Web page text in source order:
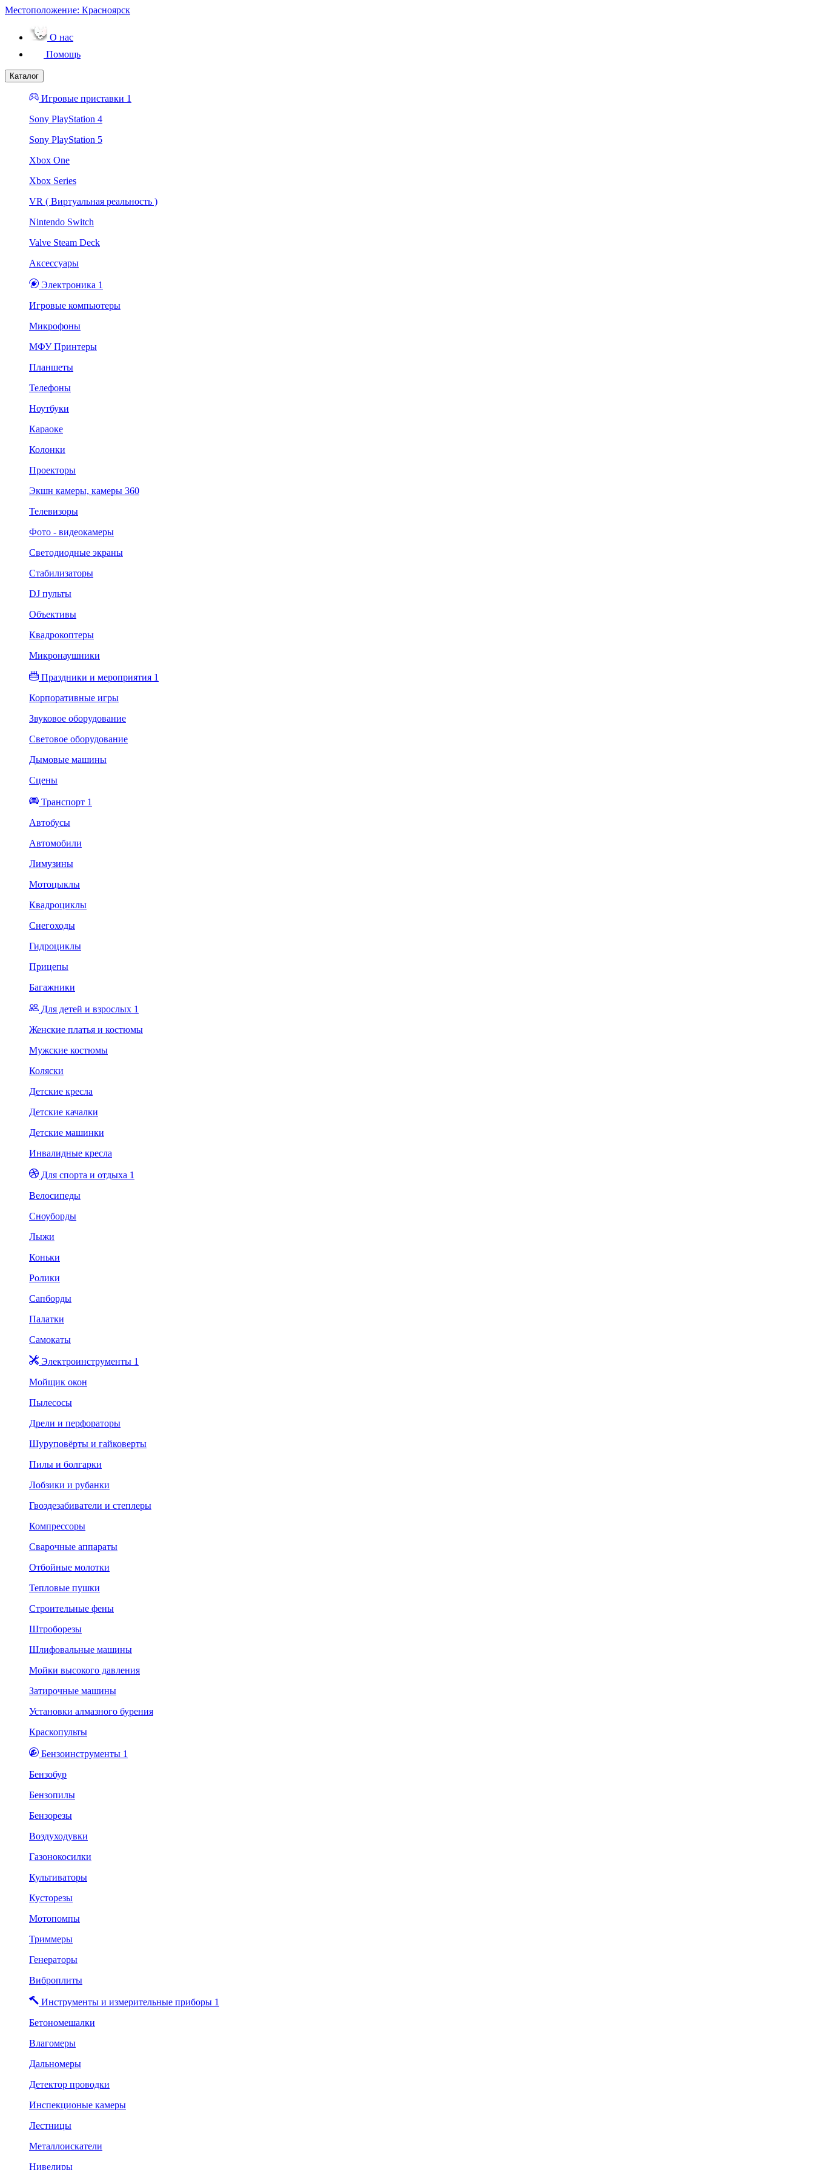
Местоположение: Красноярск
О нас
Помощь
Каталог
Игровые приставки 1
Sony PlayStation 4
Sony PlayStation 5
Xbox One
Xbox Series
VR ( Виртуальная реальность )
Nintendo Switch
Valve Steam Deck
Аксессуары
Электроника 1
Игровые компьютеры
Микрофоны
МФУ Принтеры
Планшеты
Телефоны
Ноутбуки
Караоке
Колонки
Проекторы
Экшн камеры, камеры 360
Телевизоры
Фото - видеокамеры
Светодиодные экраны
Стабилизаторы
DJ пульты
Объективы
Квадрокоптеры
Микронаушники
Праздники и мероприятия 1
Корпоративные игры
Звуковое оборудование
Световое оборудование
Дымовые машины
Сцены
Транспорт 1
Автобусы
Автомобили
Лимузины
Мотоцыклы
Квадроциклы
Снегоходы
Гидроциклы
Прицепы
Багажники
Для детей и взрослых 1
Женские платья и костюмы
Мужские костюмы
Коляски
Детские кресла
Детские качалки
Детские машинки
Инвалидные кресла
Для спорта и отдыха 1
Велосипеды
Сноуборды
Лыжи
Коньки
Ролики
Сапборды
Палатки
Самокаты
Электроинструменты 1
Мойщик окон
Пылесосы
Дрели и перфораторы
Шуруповёрты и гайковерты
Пилы и болгарки
Лобзики и рубанки
Гвоздезабиватели и степлеры
Компрессоры
Сварочные аппараты
Отбойные молотки
Тепловые пушки
Строительные фены
Штроборезы
Шлифовальные машины
Мойки высокого давления
Затирочные машины
Установки алмазного бурения
Краскопульты
Бензоинструменты 1
Бензобур
Бензопилы
Бензорезы
Воздуходувки
Газонокосилки
Культиваторы
Кусторезы
Мотопомпы
Триммеры
Генераторы
Виброплиты
Инструменты и измерительные приборы 1
Бетономешалки
Влагомеры
Дальномеры
Детектор проводки
Инспекционые камеры
Лестницы
Металлоискатели
Нивелиры